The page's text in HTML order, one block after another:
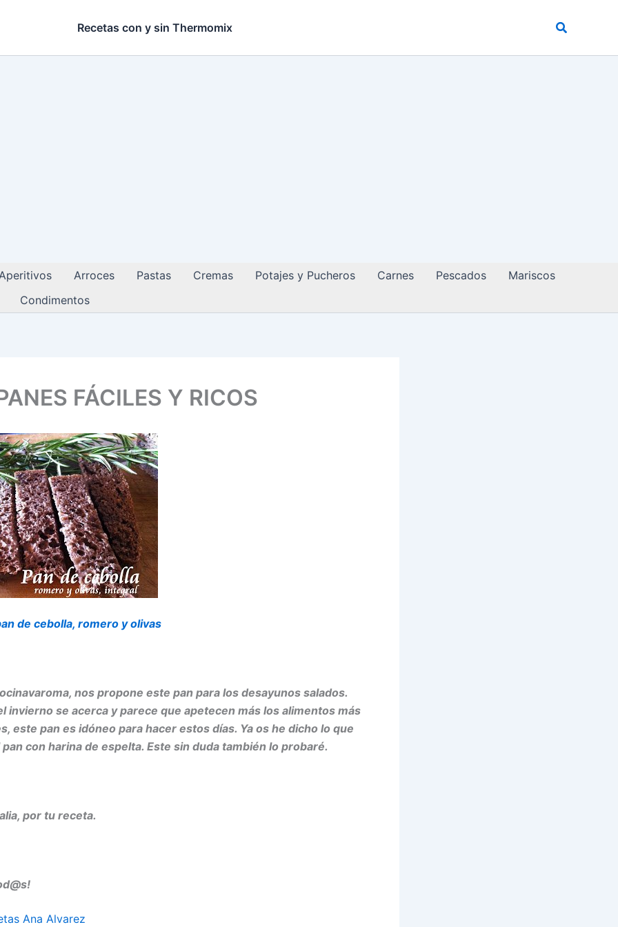
Recetas con y sin Thermomix Buscar
Arroces Pastas Cremas Potajes y Pucheros Carnes Pescados
Mariscos
Condimentos
FÁCILES Y RICOS
de cebolla, romero y olivas
nos propone este pan para los desayunos salados.
invierno se acerca y parece que apetecen más los alimentos más
este pan es idóneo para hacer estos días. Ya os he dicho lo que
con harina de espelta. Este sin duda también lo probaré.
por tu receta.
Ana Alvarez